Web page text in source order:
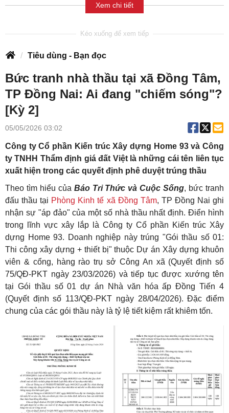
Xem chi tiết
Tiêu dùng - Bạn đọc
Bức tranh nhà thầu tại xã Đồng Tâm,
TP Đồng Nai: Ai đang "chiếm sóng"?
[Kỳ 2]
05/05/2026 03:02
Công ty Cổ phần Kiến trúc Xây dựng Home 93 và Công
ty TNHH Thẩm định giá đất Việt là những cái tên liên tục
xuất hiện trong các quyết định phê duyệt trúng thầu
Theo tìm hiểu của Báo Tri Thức và Cuộc Sống, bức tranh
đấu thầu tại Phòng Kinh tế xã Đồng Tâm, TP Đồng Nai ghi
nhận sự "áp đảo" của một số nhà thầu nhất định. Điển hình
trong lĩnh vực xây lắp là Công ty Cổ phần Kiến trúc Xây
dựng Home 93. Doanh nghiệp này trúng "Gói thầu số 01:
Thi công xây dựng + thiết bị" thuộc Dự án Xây dựng khuôn
viên & cổng, hàng rào trụ sở Công An xã (Quyết định số
75/QĐ-PKT ngày 23/03/2026) và tiếp tục được xướng tên
tại Gói thầu số 01 dự án Nhà văn hóa ấp Đồng Tiến 4
(Quyết định số 113/QĐ-PKT ngày 28/04/2026). Đặc điểm
chung của các gói thầu này là tỷ lệ tiết kiệm rất khiêm tốn.